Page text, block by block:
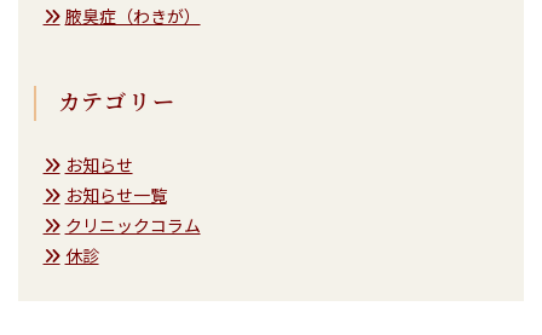
腋臭症（わきが）
カテゴリー
お知らせ
お知らせ一覧
クリニックコラム
休診